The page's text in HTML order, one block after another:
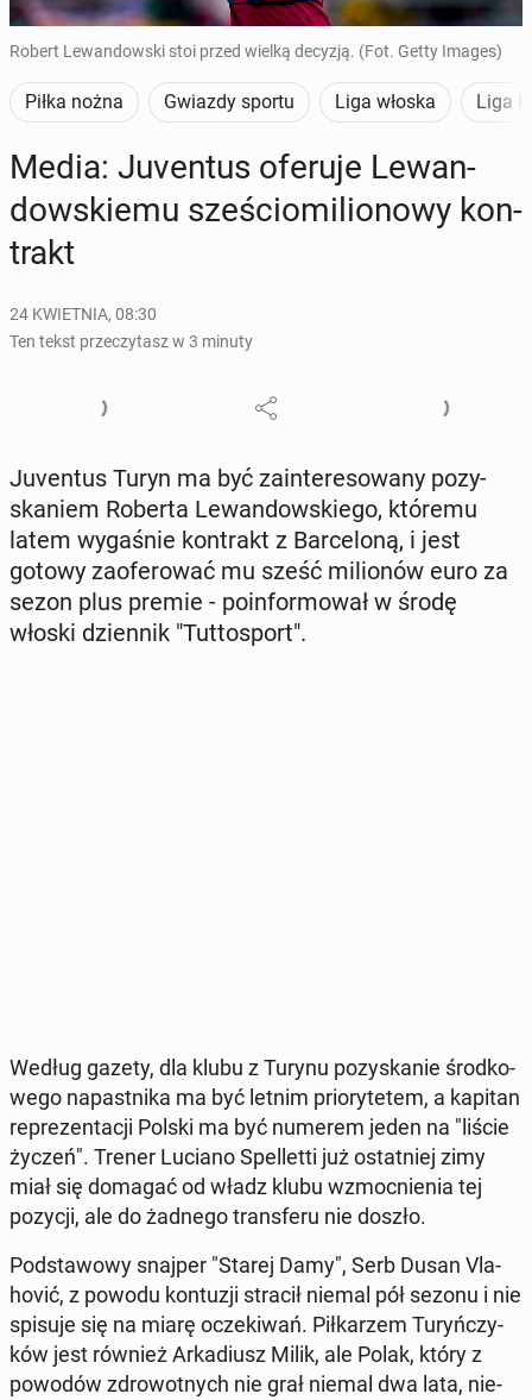
Robert Lewandowski stoi przed wielką decyzją. (Fot. Getty Images)
Piłka nożna Gwiazdy sportu Liga włoska Liga
Media: Ju­ven­tus oferuje Le­wan­
dow­skie­mu sze­ścio­mi­lio­no­wy kon­
trakt
24 KWIETNIA, 08:30
Ten tekst przeczytasz w 3 minuty
Ju­ven­tus Turyn ma być za­in­te­re­so­wa­ny po­zy­
ska­niem Roberta Le­wan­dow­skie­go, któremu
latem wy­ga­śnie kon­trakt z Bar­ce­lo­ną, i jest
gotowy za­ofe­ro­wać mu sześć mi­lio­nów euro za
sezon plus premie - po­in­for­mo­wał w środę
włoski dzien­nik "Tut­to­sport".
Według gazety, dla klubu z Turynu po­zy­ska­nie środ­ko­
we­go na­past­ni­ka ma być letnim prio­ry­te­tem, a kapitan
re­pre­zen­ta­cji Polski ma być numerem jeden na "liście
życzeń". Trener Luciano Spel­let­ti już ostat­niej zimy
miał się domagać od władz klubu wzmoc­nie­nia tej
pozycji, ale do żadnego trans­fe­ru nie doszło.
Pod­sta­wo­wy snajper "Starej Damy", Serb Dusan Vla­
ho­vić, z powodu kon­tu­zji stracił niemal pół sezonu i nie
spisuje się na miarę ocze­ki­wań. Pił­ka­rzem Tu­ryń­czy­
ków jest również Ar­ka­diusz Milik, ale Polak, który z
powodów zdro­wot­nych nie grał niemal dwa lata, nie­